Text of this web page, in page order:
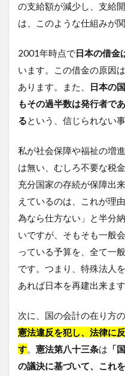
の支給額が減少し、支給
は、このような仕組みが
2001年時点で日本の借金
います。この借金の原因
あります。また、
日本の
もその過半数は発行者で
るという、信じられない
私が社会保障や福祉の増
は無い、むしろ不要な税
充分国家の存続が保障出
えているのは、これが理
為なら仕方ない」と半分
いですが、そもそも一般
っている予算を、全て一
です。つまり、特殊法人
あれば日本を再建出来ます
次に、国の会計の在り方
憲法違反を犯し、法律に
す。 憲法第八十三条は 「
の議決に基づいて、これ